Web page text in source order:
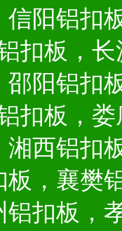
阳铝扣
扣板，
阳铝扣
扣板，
西铝扣
，襄樊
扣板，